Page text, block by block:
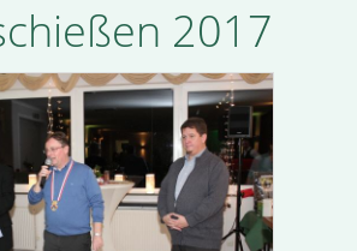
2017